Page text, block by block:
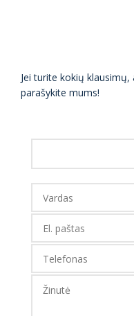
Jei turite kokių
parašykite mums!